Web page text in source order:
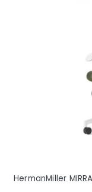
HermanMiller